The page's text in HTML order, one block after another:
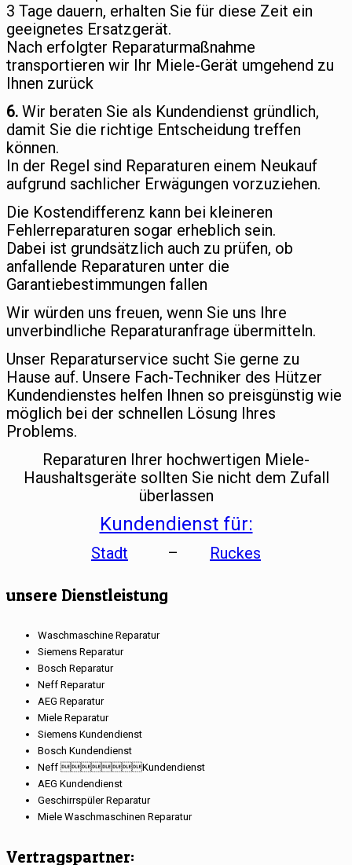
3 Tage dauern, erhalten Sie für diese Zeit ein
geeignetes Ersatzgerät.
Nach erfolgter Reparaturmaßnahme
transportieren wir Ihr Miele-Gerät umgehend zu
Ihnen zurück
6. Wir beraten Sie als Kundendienst gründlich,
damit Sie die richtige Entscheidung treffen
können.
In der Regel sind Reparaturen einem Neukauf
aufgrund sachlicher Erwägungen vorzuziehen.
Die Kostendifferenz kann bei kleineren
Fehlerreparaturen sogar erheblich sein.
Dabei ist grundsätzlich auch zu prüfen, ob
anfallende Reparaturen unter die
Garantiebestimmungen fallen
Wir würden uns freuen, wenn Sie uns Ihre
unverbindliche Reparaturanfrage übermitteln.
Unser Reparaturservice sucht Sie gerne zu
Hause auf. Unsere Fach-Techniker des Hützer
Kundendienstes helfen Ihnen so preisgünstig wie
möglich bei der schnellen Lösung Ihres
Problems.
Reparaturen Ihrer hochwertigen Miele-
Haushaltsgeräte sollten Sie nicht dem Zufall
überlassen
Kundendienst für:
Stadt – Ruckes
unsere Dienstleistung
Waschmaschine Reparatur
Siemens Reparatur
Bosch Reparatur
Neff Reparatur
AEG Reparatur
Miele Reparatur
Siemens Kundendienst
Bosch Kundendienst
Neff Kundendienst
AEG Kundendienst
Geschirrspüler Reparatur
Miele Waschmaschinen Reparatur
Vertragspartner: